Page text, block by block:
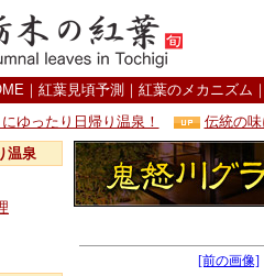
｜ 紅葉見頃予測 ｜ 紅葉のメカニズム
ゆったり日帰り温泉！
伝統の
温泉
[前の画像]